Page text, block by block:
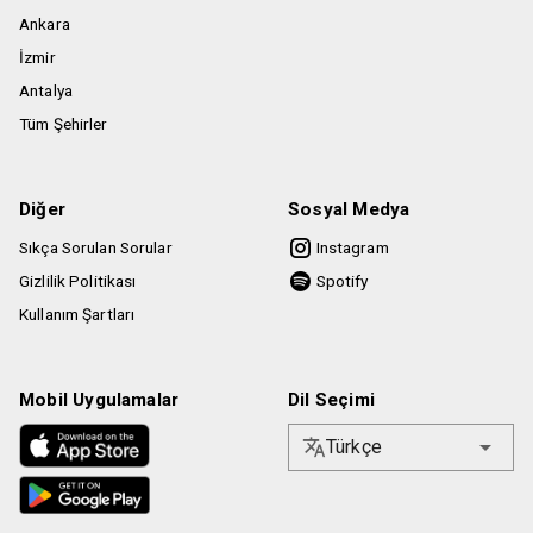
Ankara
İzmir
Antalya
Tüm Şehirler
Diğer
Sıkça Sorulan Sorular
Gizlilik Politikası
Kullanım Şartları
Sosyal Medya
Instagram
Spotify
Mobil Uygulamalar Dil Seçimi
Türkçe